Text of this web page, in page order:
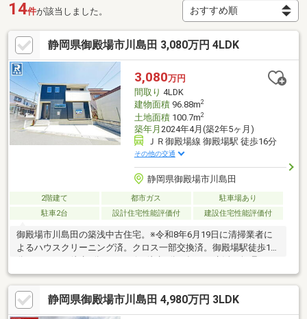
14件が該当しました。
静岡県御殿場市川島田 3,080万円 4LDK
3,080万円
間取り 4LDK
建物面積96.88m2
土地面積100.7m2
築年月 2024年4月(築2年5ヶ月)
ＪＲ御殿場線 御殿場駅 徒歩16分
その他の交通
静岡県御殿場市川島田
2階建て 都市ガス
駐車場あり
駐車2台
設計住宅性能評価付 建設住宅性能評価付
御殿場市川島田の築浅中古住宅。※令和8年6月19日に清掃業者に
よるハウスクリーニング済。クロス一部交換済。御殿場駅徒歩16
こなしやすい立地。築年数も浅く、入居後に大きなメンテナンス
費用がかかりにくい点も魅力。「新築にはこだわらない。でも、
古すぎる家は不安。」そんな方にもおすすめしやすい住まいで
す。共働き世帯や、仕事と生活のバランスを重視したいご夫婦に
静岡県御殿場市川島田 4,980万円 3LDK